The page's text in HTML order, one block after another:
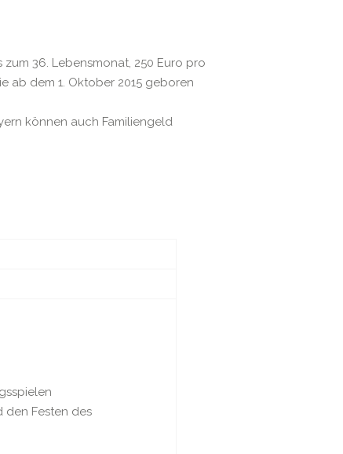
36. Lebensmonat, 250 Euro pro
ab dem 1. Oktober 2015 geboren
können auch Familiengeld
den Festen des